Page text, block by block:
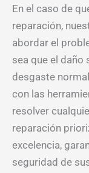
En el caso de
reparación,
abordar el
sea que el daño
desgaste
con las
resolver
reparación
excelencia,
seguridad de